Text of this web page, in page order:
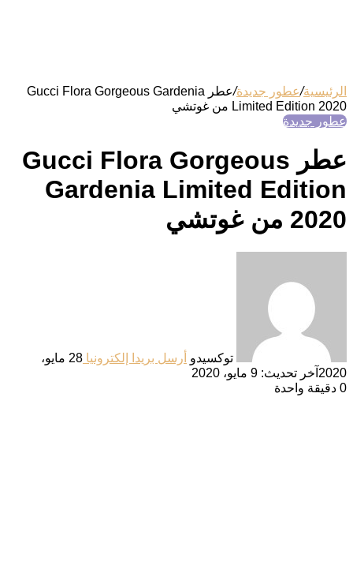
الرئيسية/عطور جديدة/
عطر Gucci Flora Gorgeous Gardenia
Limited Edition 2020 من غوتشي
عطور جديدة
عطر Gucci Flora Gorgeous
Gardenia Limited Edition
2020 من غوتشي
توكسيدو أرسل بريدا إلكترونيا
28 مايو،
2020 آخر تحديث: 9 مايو، 2020
0 دقيقة واحدة